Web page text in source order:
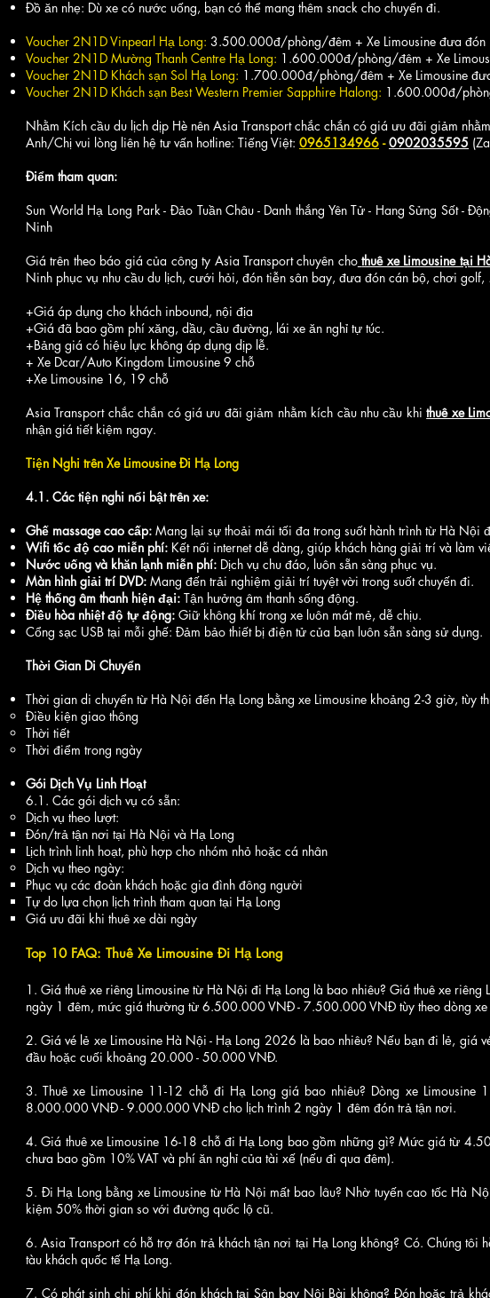
Đồ ăn nhẹ: Dù xe có nước uống, bạn có thể mang thêm snack cho chuyến đi.
Voucher 2N1D Vinpearl Hạ Long: 3.500.000đ/phòng/đêm + Xe Limousine đưa đón
Voucher 2N1D Mường Thanh Centre Hạ Long: 1.600.000đ/phòng/đêm + Xe
Voucher 2N1D Khách sạn Sol Hạ Long: 1.700.000đ/phòng/đêm + Xe Limousine
Voucher 2N1D Khách sạn Best Western Premier Sapphire Halong: 1.600.000đ/
Nhằm Kích cầu du lịch dịp Hè nên Asia Transport chắc chắn có giá ưu đãi giảm
Anh/Chị vui lòng liên hệ tư vấn hotline: Tiếng Việt: 0965134966 - 0902035595
Điểm tham quan:
Sun World Hạ Long Park - Đảo Tuần Châu - Danh thắng Yên Tử - Hang Sửng Sốt -
Ninh
Giá trên theo báo giá của công ty Asia Transport chuyên cho thuê xe Limousine tại
Ninh phục vụ nhu cầu du lịch, cưới hỏi, đón tiễn sân bay, đưa đón cán bộ, chơi
+Giá áp dụng cho khách inbound, nội địa
+Giá đã bao gồm phí xăng, dầu, cầu đường, lái xe ăn nghỉ tự túc.
+Bảng giá có hiệu lực không áp dụng dịp lễ.
+ Xe Dcar/Auto Kingdom Limousine 9 chỗ
+Xe Limousine 16, 19 chỗ
Asia Transport chắc chắn có giá ưu đãi giảm nhằm kích cầu nhu cầu khithuê xe
nhận giá tiết kiệm ngay.
Tiện Nghi trên Xe Limousine Đi Hạ Long
4.1. Các tiện nghi nổi bật trên xe:
Ghế massage cao cấp: Mang lại sự thoải mái tối đa trong suốt hành trình từ Hà Nội
Wifi tốc độ cao miễn phí: Kết nối internet dễ dàng, giúp khách hàng giải trí và làm
Nước uống và khăn lạnh miễn phí: Dịch vụ chu đáo, luôn sẵn sàng phục vụ.
Màn hình giải trí DVD: Mang đến trải nghiệm giải trí tuyệt vời trong suốt chuyến đi.
Hệ thống âm thanh hiện đại: Tận hưởng âm thanh sống động.
Điều hòa nhiệt độ tự động: Giữ không khí trong xe luôn mát mẻ, dễ chịu.
Cổng sạc USB tại mỗi ghế: Đảm bảo thiết bị điện tử của bạn luôn sẵn sàng sử dụng.
Thời Gian Di Chuyển
Thời gian di chuyển từ Hà Nội đến Hạ Long bằng xe Limousine khoảng 2-3 giờ, tùy
Điều kiện giao thông
Thời tiết
Thời điểm trong ngày
Gói Dịch Vụ Linh Hoạt
6.1. Các gói dịch vụ có sẵn:
Dịch vụ theo lượt:
Đón/trả tận nơi tại Hà Nội và Hạ Long
Lịch trình linh hoạt, phù hợp cho nhóm nhỏ hoặc cá nhân
Dịch vụ theo ngày:
Phục vụ các đoàn khách hoặc gia đình đông người
Tự do lựa chọn lịch trình tham quan tại Hạ Long
Giá ưu đãi khi thuê xe dài ngày
Top 10 FAQ: Thuê Xe Limousine Đi Hạ Long
1. Giá thuê xe riêng Limousine từ Hà Nội đi Hạ Long là bao nhiêu? Giá thuê xe
ngày 1 đêm, mức giá thường từ 6.500.000 VNĐ - 7.500.000 VNĐ tùy theo dòng
2. Giá vé lẻ xe Limousine Hà Nội - Hạ Long 2026 là bao nhiêu? Nếu bạn đi lẻ,
đầu hoặc cuối khoảng 20.000 - 50.000 VNĐ.
3. Thuê xe Limousine 11-12 chỗ đi Hạ Long giá bao nhiêu? Dòng xe
8.000.000 VNĐ - 9.000.000 VNĐ cho lịch trình 2 ngày 1 đêm đón trả tận nơi.
4. Giá thuê xe Limousine 16-18 chỗ đi Hạ Long bao gồm những gì? Mức giá từ
chưa bao gồm 10% VAT và phí ăn nghỉ của tài xế (nếu đi qua đêm).
5. Đi Hạ Long bằng xe Limousine từ Hà Nội mất bao lâu? Nhờ tuyến cao tốc Hà
kiệm 50% thời gian so với đường quốc lộ cũ.
6. Asia Transport có hỗ trợ đón trả khách tận nơi tại Hạ Long không? Có. Chúng
tàu khách quốc tế Hạ Long.
7. Có phát sinh chi phí khi đón khách tại Sân bay Nội Bài không? Đón hoặc trả